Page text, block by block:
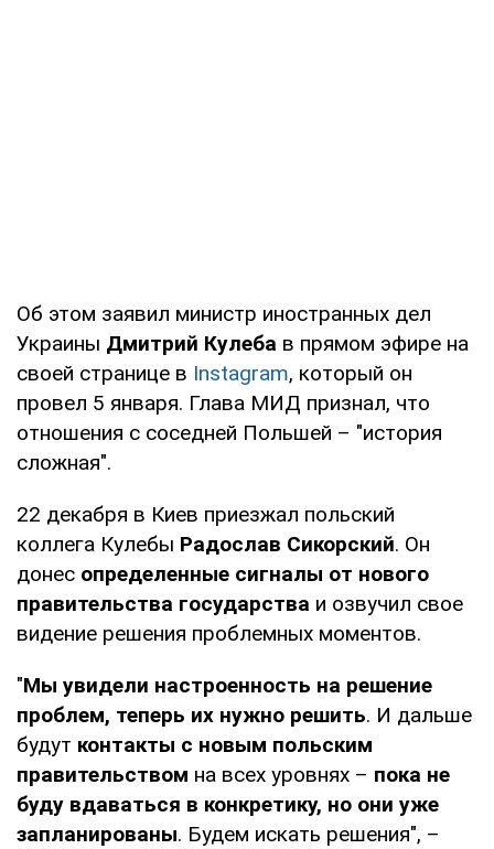
Об этом заявил министр иностранных дел
Украины Дмитрий Кулеба в прямом эфире на
своей странице в Instagram, который он
провел 5 января. Глава МИД признал, что
отношения с соседней Польшей – "история
сложная".
22 декабря в Киев приезжал польский
коллега Кулебы Радослав Сикорский. Он
донес определенные сигналы от нового
правительства государства и озвучил свое
видение решения проблемных моментов.
"Мы увидели настроенность на решение
проблем, теперь их нужно решить. И дальше
будут контакты с новым польским
правительством на всех уровнях – пока не
буду вдаваться в конкретику, но они уже
запланированы. Будем искать решения", –